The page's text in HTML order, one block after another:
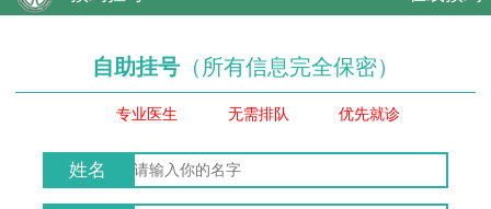
自助挂号 （所有信息完全保密）
专业医生 无需排队 优先就诊
姓名